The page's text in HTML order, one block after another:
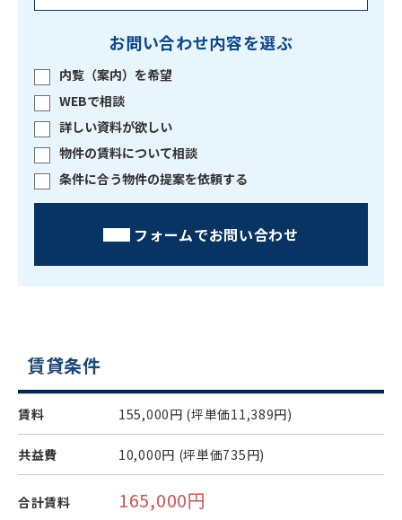
お問い合わせ内容を選ぶ
内覧（案内）を希望
WEBで相談
詳しい資料が欲しい
物件の賃料について相談
条件に合う物件の提案を依頼する
フォームでお問い合わせ
賃貸条件
賃料 155,000円 (坪単価11,389円)
共益費 10,000円 (坪単価735円)
合計賃料 165,000円